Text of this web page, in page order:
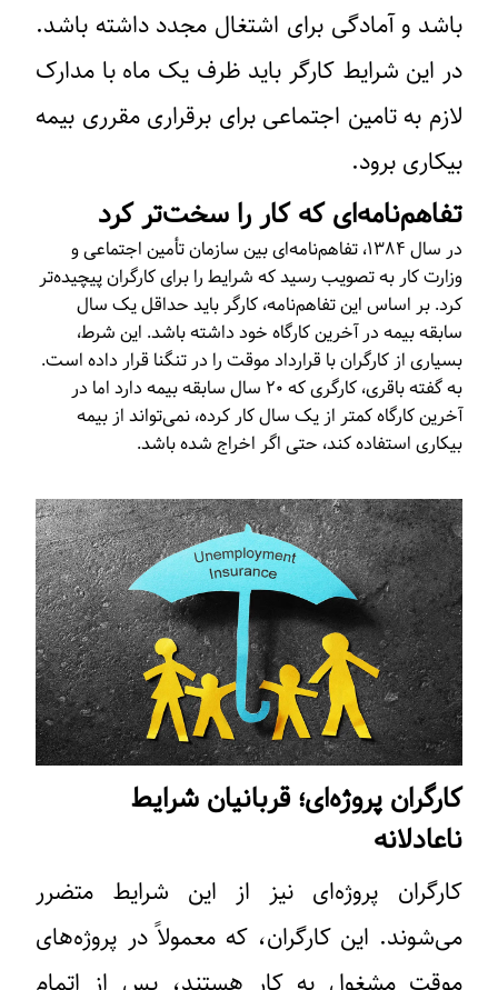
باشد و آمادگی برای اشتغال مجدد داشته باشد.
در این شرایط کارگر باید ظرف یک ماه با مدارک
لازم به تامین اجتماعی برای برقراری مقرری بیمه
بیکاری برود.
تفاهم‌نامه‌ای که کار را سخت‌تر کرد
در سال ۱۳۸۴، تفاهم‌نامه‌ای بین سازمان تأمین اجتماعی و
وزارت کار به تصویب رسید که شرایط را برای کارگران پیچیده‌تر
کرد. بر اساس این تفاهم‌نامه، کارگر باید حداقل یک سال
سابقه بیمه در آخرین کارگاه خود داشته باشد. این شرط،
بسیاری از کارگران با قرارداد موقت را در تنگنا قرار داده است.
به گفته باقری، کارگری که ۲۰ سال سابقه بیمه دارد اما در
آخرین کارگاه کمتر از یک سال کار کرده، نمی‌تواند از بیمه
بیکاری استفاده کند، حتی اگر اخراج شده باشد.
کارگران پروژه‌ای؛ قربانیان شرایط
ناعادلانه
کارگران پروژه‌ای نیز از این شرایط متضرر
می‌شوند. این کارگران، که معمولاً در پروژه‌های